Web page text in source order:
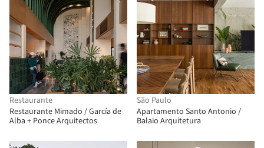
Restaurante
Restaurante Mimado / García de
Alba + Ponce Arquitectos
São Paulo
Apartamento Santo Antonio /
Balaio Arquitetura